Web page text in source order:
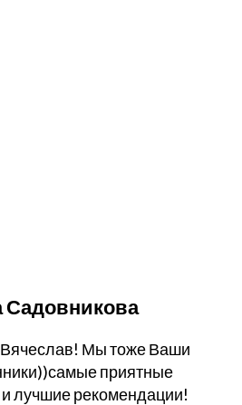
Садовникова
Вячеслав! Мы тоже Ваши
приятные
лучшие рекомендации!